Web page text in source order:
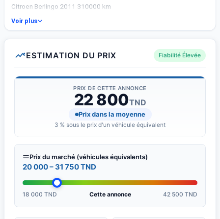
Citroen Berlingo 2011 310000 km
Voir plus
ESTIMATION DU PRIX Fiabilité Élevée
PRIX DE CETTE ANNONCE
22 800TND
Prix dans la moyenne
3 % sous le prix d'un véhicule équivalent
Prix du marché (véhicules équivalents)
20 000 – 31 750 TND
18 000 TND Cette annonce 42 500 TND